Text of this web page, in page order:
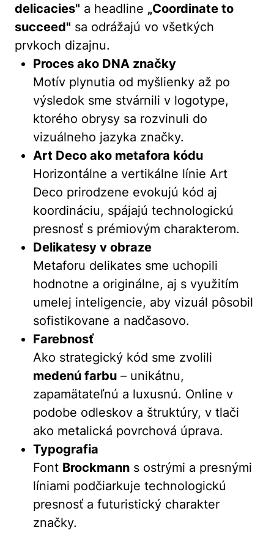
delicacies" a headline „Coordinate to
succeed" sa odrážajú vo všetkých
prvkoch dizajnu.
Proces ako DNA značky
Motív plynutia od myšlienky až po
výsledok sme stvárnili v logotype,
ktorého obrysy sa rozvinuli do
vizuálneho jazyka značky.
Art Deco ako metafora kódu
Horizontálne a vertikálne línie Art
Deco prirodzene evokujú kód aj
koordináciu, spájajú technologickú
presnosť s prémiovým charakterom.
Delikatesy v obraze
Metaforu delikates sme uchopili
hodnotne a originálne, aj s využitím
umelej inteligencie, aby vizuál pôsobil
sofistikovane a nadčasovo.
Farebnosť
Ako strategický kód sme zvolili
medenú farbu – unikátnu,
zapamätateľnú a luxusnú. Online v
podobe odleskov a štruktúry, v tlači
ako metalická povrchová úprava.
Typografia
Font Brockmann s ostrými a presnými
líniami podčiarkuje technologickú
presnosť a futuristický charakter
značky.